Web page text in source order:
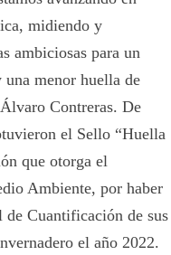
midiendo y
ambiciosas para un
menor huella de
Contreras. De
el Sello “Huella
que otorga el
Ambiente, por haber
de Cuantificación de sus
el año 2022.